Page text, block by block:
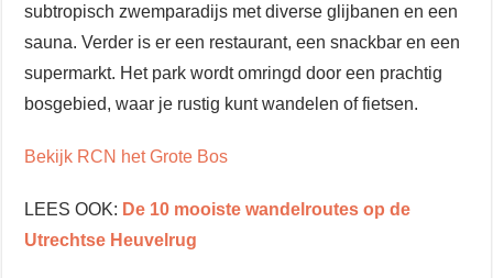
subtropisch zwemparadijs met diverse glijbanen en een
sauna. Verder is er een restaurant, een snackbar en een
supermarkt. Het park wordt omringd door een prachtig
bosgebied, waar je rustig kunt wandelen of fietsen.
Bekijk RCN het Grote Bos
LEES OOK: De 10 mooiste wandelroutes op de
Utrechtse Heuvelrug